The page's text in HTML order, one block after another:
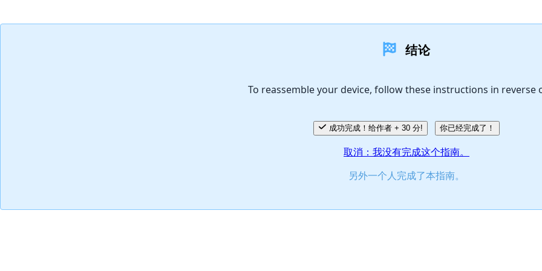
结论
To reassemble your device, follow these instructions in reverse
成功完成！给作者 + 30 分! 你已经完成了！
取消：我没有完成这个指南。
另外一个人完成了本指南。